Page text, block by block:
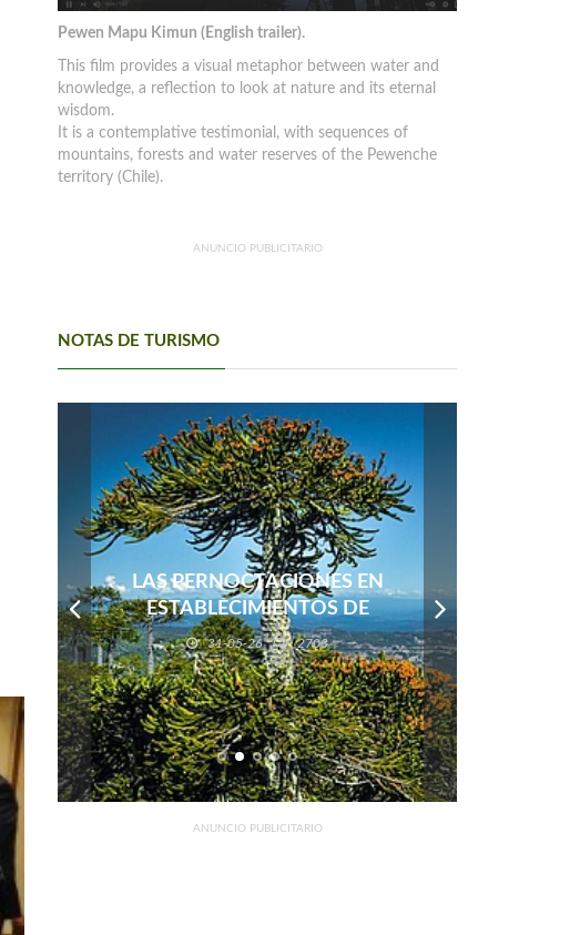
Pewen Mapu Kimun (English trailer).
This film provides a visual metaphor between water and
knowledge, a reflection to look at nature and its eternal
wisdom.
It is a contemplative testimonial, with sequences of
mountains, forests and water reserves of the Pewenche
territory (Chile).
ANUNCIO PUBLICITARIO
NOTAS DE TURISMO
GOLPE AL COMERCIO Y AL
TURISMO
18-05-26 3343
ANUNCIO PUBLICITARIO